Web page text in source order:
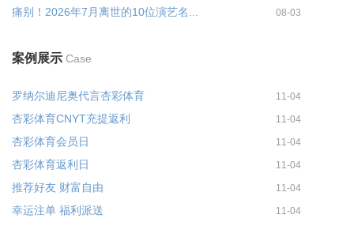
痛别！2026年7月离世的10位演艺名... 08-03
案例展示 Case
罗纳尔迪尼奥代言杏彩体育 11-04
杏彩体育CNYT充提返利 11-04
杏彩体育会员日 11-04
杏彩体育返利日 11-04
推荐好友 财富自由 11-04
幸运注单 福利派送 11-04